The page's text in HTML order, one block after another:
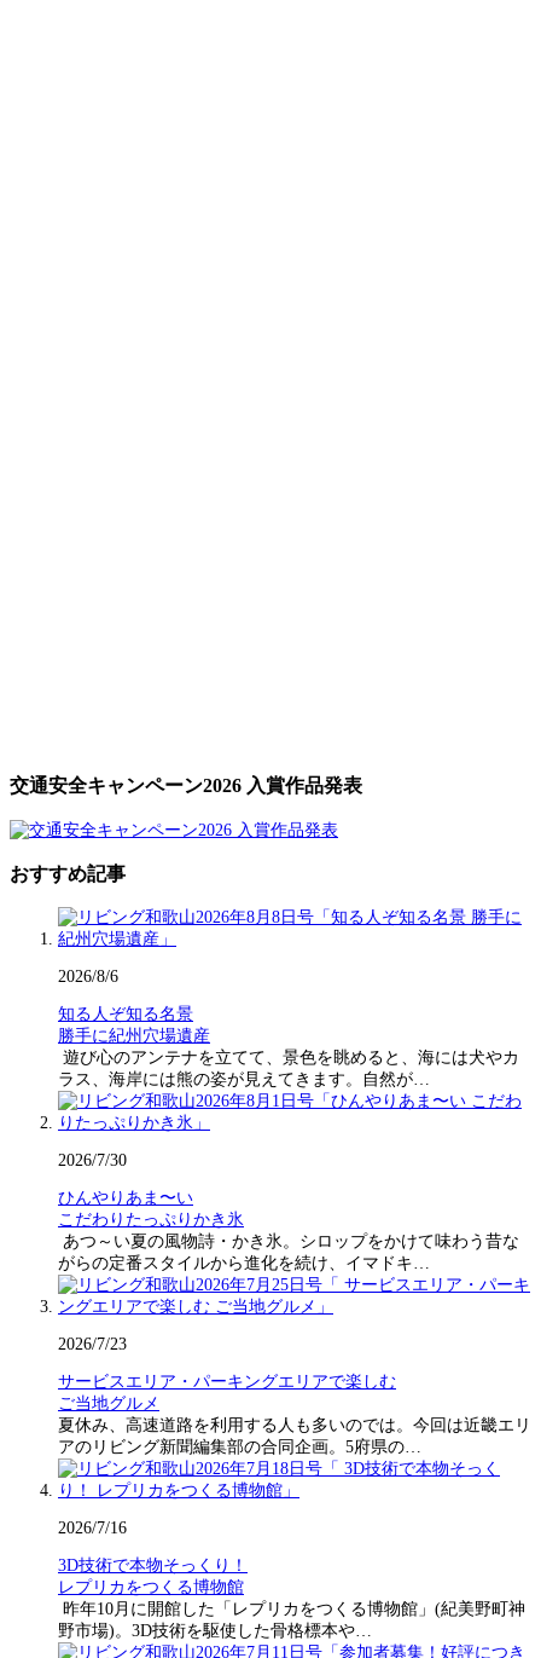
交通安全キャンペーン2026 入賞作品発表
おすすめ記事
2026/8/6
知る人ぞ知る名景
勝手に紀州穴場遺産
遊び心のアンテナを立てて、景色を眺めると、海には犬やカ
ラス、海岸には熊の姿が見えてきます。自然が…
2026/7/30
ひんやりあま〜い
こだわりたっぷりかき氷
あつ～い夏の風物詩・かき氷。シロップをかけて味わう昔な
がらの定番スタイルから進化を続け、イマドキ…
2026/7/23
サービスエリア・パーキングエリアで楽しむ
ご当地グルメ
夏休み、高速道路を利用する人も多いのでは。今回は近畿エリ
アのリビング新聞編集部の合同企画。5府県の…
2026/7/16
3D技術で本物そっくり！
レプリカをつくる博物館
昨年10月に開館した「レプリカをつくる博物館」(紀美野町神
野市場)。3D技術を駆使した骨格標本や…